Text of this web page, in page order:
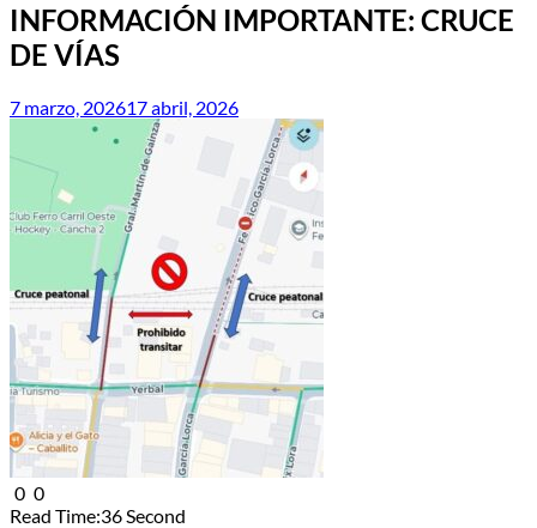
INFORMACIÓN IMPORTANTE: CRUCE
DE VÍAS
7 marzo, 202617 abril, 2026
0 0
Read Time:36 Second